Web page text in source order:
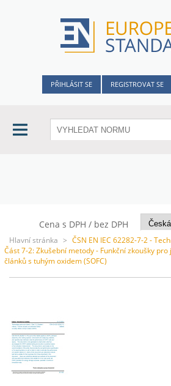
PŘIHLÁSIT SE REGISTROVAT SE
Cena s DPH / bez DPH
Hlavní stránka > ČSN EN IEC 62282-7-2 -
Část 7-2: Zkušební metody - Funkční zkoušky
článků s tuhým oxidem (SOFC)